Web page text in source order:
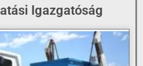
Igazgatóság